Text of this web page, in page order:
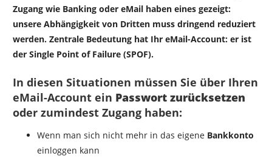
Zugang wie Banking oder eMail haben eines gezeigt:
unsere Abhängigkeit von Dritten muss dringend reduziert
werden. Zentrale Bedeutung hat Ihr eMail-Account: er ist
der Single Point of Failure (SPOF).
In diesen Situationen müssen Sie über Ihren
eMail-Account ein Passwort zurücksetzen
oder zumindest Zugang haben:
Wenn man sich nicht mehr in das eigene Bankkonto
einloggen kann